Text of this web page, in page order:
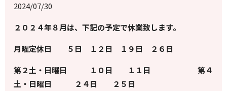
2024/07/30
２０２４年８月は、下記の予定で休業致します。
月曜定休日 ５日 １２日 １９日 ２６日
第２土・日曜日 １０日 １１日 第４
土・日曜日 ２４日 ２５日